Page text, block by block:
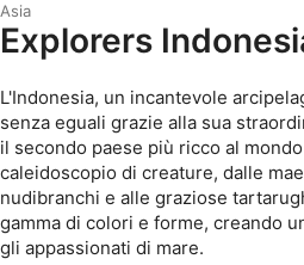
Asia
Explorers
L'Indonesia, un incantevole
senza eguali grazie alla sua
il secondo paese più ricco al
caleidoscopio di creature, dalle
nudibranchi e alle graziose
gamma di colori e forme, creando
gli appassionati di mare.